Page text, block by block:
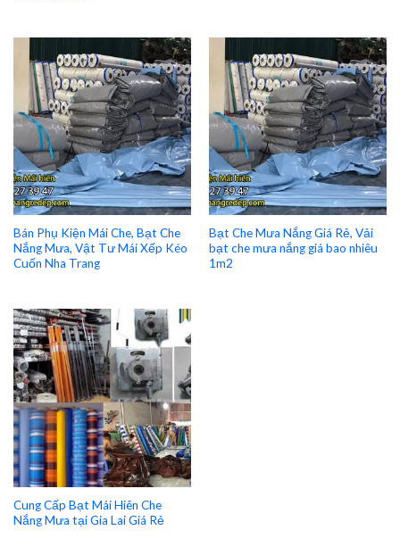
Bán Phụ Kiện Mái Che, Bạt Che
Nắng Mưa, Vật Tư Mái Xếp Kéo
Cuốn Nha Trang
Bạt Che Mưa Nắng Giá Rẻ, Vải
bạt che mưa nắng giá bao nhiêu
1m2
Cung Cấp Bạt Mái Hiên Che
Nắng Mưa tại Gia Lai Giá Rẻ